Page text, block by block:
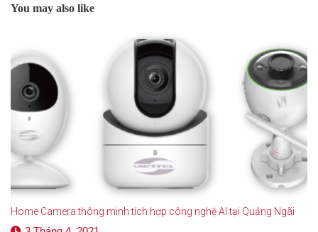
You may also like
Home Camera thông minh tích hợp công nghệ Al tại Quảng Ngãi